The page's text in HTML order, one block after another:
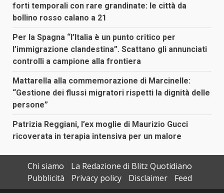
forti temporali con rare grandinate: le città da
bollino rosso calano a 21
Per la Spagna “l’Italia è un punto critico per
l’immigrazione clandestina”. Scattano gli annunciati
controlli a campione alla frontiera
Mattarella alla commemorazione di Marcinelle:
“Gestione dei flussi migratori rispetti la dignità delle
persone”
Patrizia Reggiani, l’ex moglie di Maurizio Gucci
ricoverata in terapia intensiva per un malore
Chi siamo
La Redazione di Blitz Quotidiano
Pubblicità
Privacy policy Disclaimer Feed